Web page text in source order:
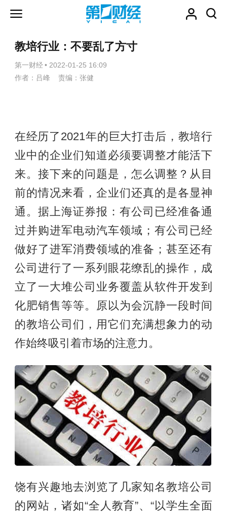
教培行业：不要乱了方寸
第一财经 • 2022-01-25 16:09
作者：吕峰 责编：张健
在经历了2021年的巨大打击后，教培行
业中的企业们知道必须要调整才能活下
来。接下来的问题是，怎么调整？从目
前的情况来看，企业们还真的是各显神
通。据上海证券报：有公司已经准备通
过并购进军电动汽车领域；有公司已经
做好了进军消费领域的准备；甚至还有
公司进行了一系列眼花缭乱的操作，成
立了一大堆公司业务覆盖从软件开发到
化肥销售等等。原以为会沉静一段时间
的教培公司们，用它们充满想象力的动
作始终吸引着市场的注意力。
饶有兴趣地去浏览了几家知名教培公司
的网站，诸如“全人教育”、“以学生全面